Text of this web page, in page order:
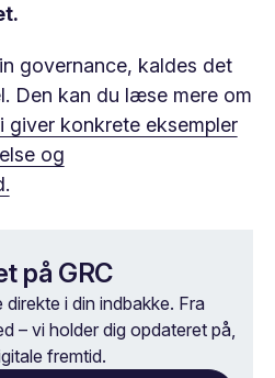
governance, kaldes det
. Den kan du læse mere om
giver konkrete eksempler
og
på GRC
i din indbakke. Fra
– vi holder dig opdateret på,
fremtid.